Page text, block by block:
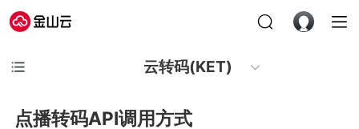
云转码(KET)
点播转码API调用方式